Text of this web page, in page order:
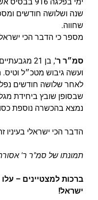
שנה ושלושה חודשים
שחווה.
מספר כי הדבר הכי ישראלי
סמ״ר ר'
, בן 21
לאחר שלושה חודשים
שבסופן שובץ ביחידת
נמצא בהכשרה נוספת
הדבר הכי ישראלי בעיניו
תמונתו של סמ"ר ר'
ברכות למצטיינים –
ישראל!